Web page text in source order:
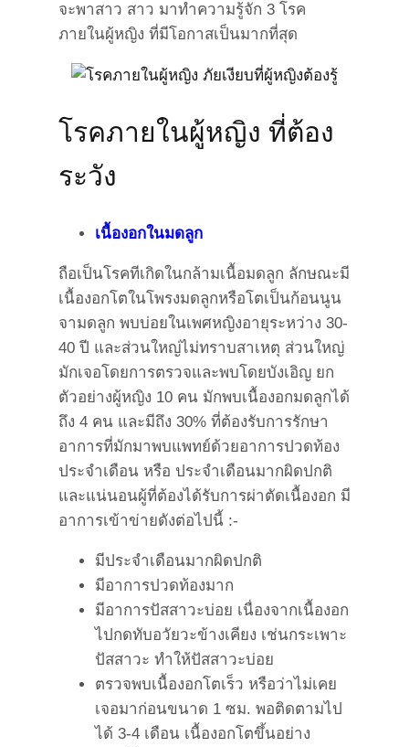
จะพาสาว สาว มาทำความรู้จัก 3 โรค
ภายในผู้หญิง ที่มีโอกาสเป็นมากที่สุด
โรคภายในผู้หญิง ที่ต้อง
ระวัง
เนื้องอกในมดลูก
ถือเป็นโรคทีเกิดในกล้ามเนื้อมดลูก ลักษณะมี
เนื้องอกโตในโพรงมดลูกหรือโตเป็นก้อนนูน
จามดลูก พบบ่อยในเพศหญิงอายุระหว่าง 30-
40 ปี และส่วนใหญ่ไม่ทราบสาเหตุ ส่วนใหญ่
มักเจอโดยการตรวจและพบโดยบังเอิญ ยก
ตัวอย่างผู้หญิง 10 คน มักพบเนื้องอกมดลูกได้
ถึง 4 คน และมีถึง 30% ที่ต้องรับการรักษา
อาการที่มักมาพบแพทย์ด้วยอาการปวดท้อง
ประจำเดือน หรือ ประจำเดือนมากผิดปกติ
และแน่นอนผู้ที่ต้องได้รับการผ่าตัดเนื้องอก มี
อาการเข้าข่ายดังต่อไปนี้ :-
มีประจำเดือนมากผิดปกติ
มีอาการปวดท้องมาก
มีอาการปัสสาวะบ่อย เนื่องจากเนื้องอก
ไปกดทับอวัยวะข้างเคียง เช่นกระเพาะ
ปัสสาวะ ทำให้ปัสสาวะบ่อย
ตรวจพบเนื้องอกโตเร็ว หรือว่าไม่เคย
เจอมาก่อนขนาด 1 ซม. พอติดตามไป
ได้ 3-4 เดือน เนื้องอกโตขึ้นอย่าง